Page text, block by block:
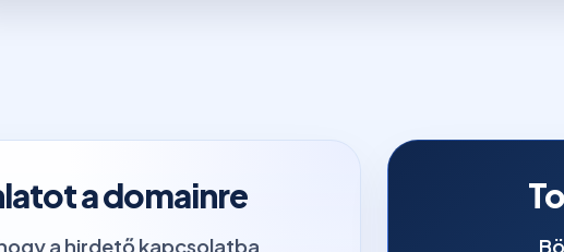
a domainre
a hirdető kapcsolatba